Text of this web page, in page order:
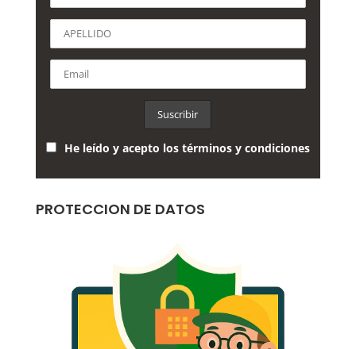
He leído y acepto los términos y condiciones
PROTECCION DE DATOS